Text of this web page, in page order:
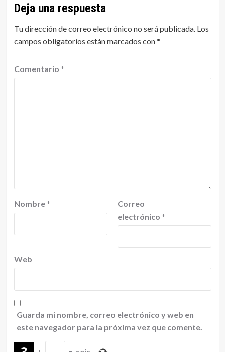
Deja una respuesta
Tu dirección de correo electrónico no será publicada. Los
campos obligatorios están marcados con*
Comentario *
Nombre *
Correo
electrónico *
Web
Guarda mi nombre, correo electrónico y web en
este navegador para la próxima vez que comente.